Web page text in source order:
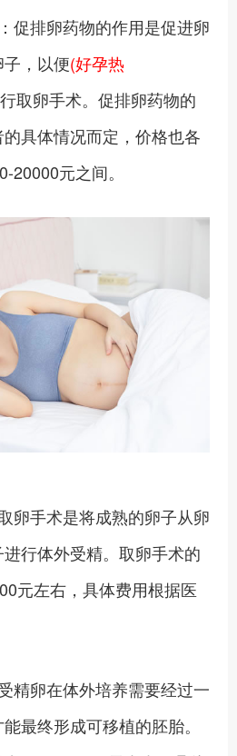
促排卵药物的作用是促进卵
，以便(好孕热
取卵手术。促排卵药物的
具体情况而定，价格也各
20000元之间。
卵手术是将成熟的卵子从卵
行体外受精。取卵手术的
元左右，具体费用根据医
精卵在体外培养需要经过一
最终形成可移植的胚胎。